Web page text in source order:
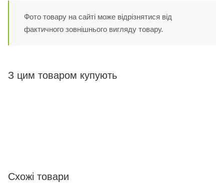
Фото товару на сайті може відрізнятися від
фактичного зовнішнього вигляду товару.
З цим товаром купують
Схожі товари